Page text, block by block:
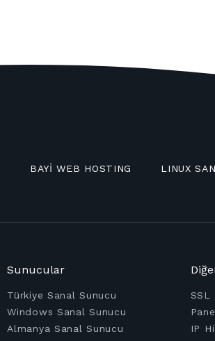
BAYİ WEB HOSTING LINUX
Sunucular
Türkiye Sanal Sunucu
Windows Sanal Sunucu
Almanya Sanal Sunucu
SSL
IP